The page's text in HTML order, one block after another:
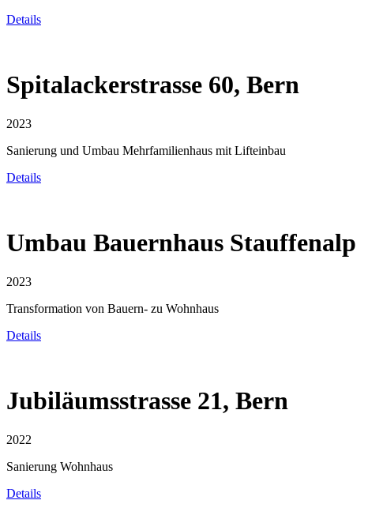
Details
Spitalackerstrasse 60, Bern
2023
Sanierung und Umbau Mehrfamilienhaus mit Lifteinbau
Details
Umbau Bauernhaus Stauffenalp
2023
Transformation von Bauern- zu Wohnhaus
Details
Jubiläumsstrasse 21, Bern
2022
Sanierung Wohnhaus
Details